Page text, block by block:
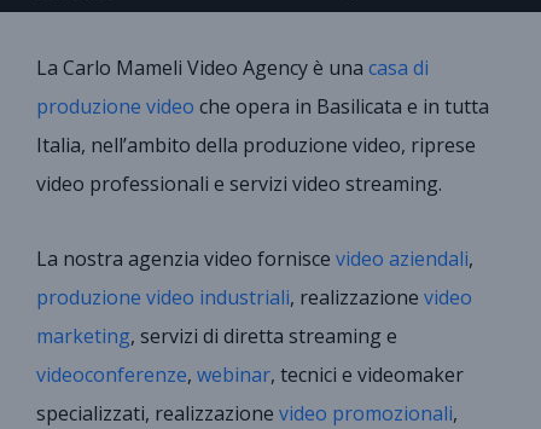
La Carlo Mameli Video Agency è una casa di
produzione video che opera in Basilicata e in tutta
Italia, nell’ambito della produzione video, riprese
video professionali e servizi video streaming.
La nostra agenzia video fornisce video aziendali,
produzione video industriali, realizzazione video
marketing, servizi di diretta streaming e
videoconferenze, webinar, tecnici e videomaker
specializzati, realizzazione video promozionali,